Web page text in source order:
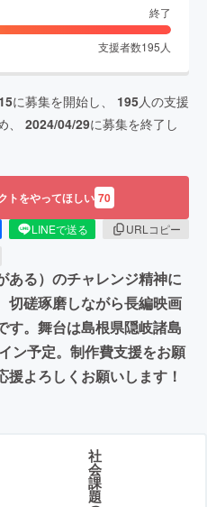
終了
支援者数195 人
に募集を開始し、 195人の支援
、 2024/04/29に募集を終了し
トをやってほしい 70
LINEで送る
URLコピー
ある）のチャレンジ精神に
切磋琢磨しながら長編映画
す。舞台は島根県隠岐諸島
ン予定。制作費支援をお願
よろしくお願いします！
社
会
課
題